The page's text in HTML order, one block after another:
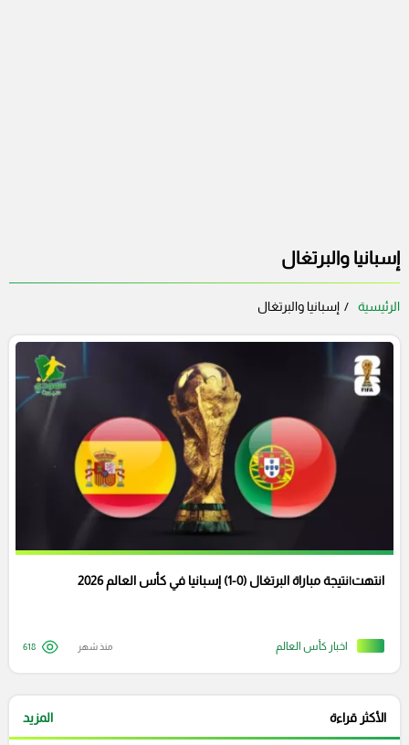
إسبانيا والبرتغال
الرئيسية إسبانيا والبرتغال
اخبار كأس العالم
انتهت|نتيجة مباراة البرتغال (0-1) إسبانيا في كأس العالم 2026
منذ شهر 618
الأكثر قراءة المزيد